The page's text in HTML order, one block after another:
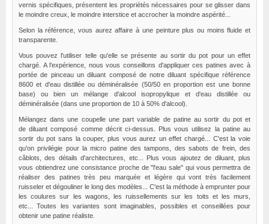
vernis spécifiques, présentent les propriétés nécessaires pour se glisser dans
le moindre creux, le moindre interstice et accrocher la moindre aspérité...
Selon la référence, vous aurez affaire à une peinture plus ou moins fluide et
transparente.
Vous pouvez l'utiliser telle qu'elle se présente au sortir du pot pour un effet
chargé. A l'expérience, nous vous conseillons d'appliquer ces patines avec à
portée de pinceau un diluant composé de notre diluant spécifique référence
8600 et d'eau distillée ou déminéralisée (50/50 en proportion est une bonne
base) ou bien un mélange d'alcool isopropylique et d'eau distillée ou
déminéralisée (dans une proportion de 10 à 50% d'alcool).
Mélangez dans une coupelle une part variable de patine au sortir du pot et
de diluant composé comme décrit ci-dessus. Plus vous utilisez la patine au
sortir du pot sans la couper, plus vous aurez un effet chargé... C'est la voie
qu'on privilégie pour la micro patine des tampons, des sabots de frein, des
câblots, des détails d'architectures, etc... Plus vous ajoutez de diluant, plus
vous obtiendrez une consistance proche de "l'eau sale" qui vous permettra de
réaliser des patines très peu marquée et légère qui vont très facilement
ruisseler et dégouliner le long des modèles... C'est la méthode à emprunter pour
les coulures sur les wagons, les ruissellements sur les toits et les murs,
etc... Toutes les variantes sont imaginables, possibles et conseillées pour
obtenir une patine réaliste.